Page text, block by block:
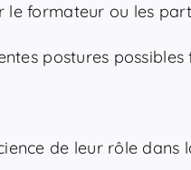
le formateur ou les
postures
de leur rôle dans